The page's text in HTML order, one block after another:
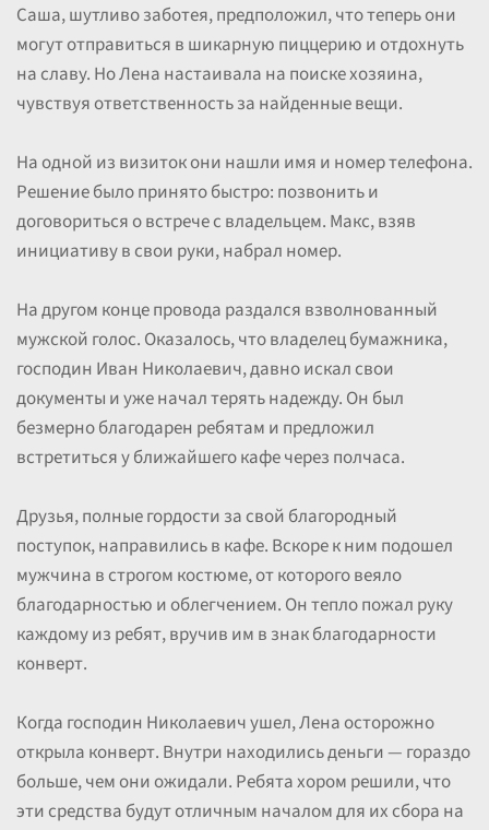
Саша, шутливо заботея, предположил, что теперь они
могут отправиться в шикарную пиццерию и отдохнуть
на славу. Но Лена настаивала на поиске хозяина,
чувствуя ответственность за найденные вещи.
На одной из визиток они нашли имя и номер телефона.
Решение было принято быстро: позвонить и
договориться о встрече с владельцем. Макс, взяв
инициативу в свои руки, набрал номер.
На другом конце провода раздался взволнованный
мужской голос. Оказалось, что владелец бумажника,
господин Иван Николаевич, давно искал свои
документы и уже начал терять надежду. Он был
безмерно благодарен ребятам и предложил
встретиться у ближайшего кафе через полчаса.
Друзья, полные гордости за свой благородный
поступок, направились в кафе. Вскоре к ним подошел
мужчина в строгом костюме, от которого веяло
благодарностью и облегчением. Он тепло пожал руку
каждому из ребят, вручив им в знак благодарности
конверт.
Когда господин Николаевич ушел, Лена осторожно
открыла конверт. Внутри находились деньги — гораздо
больше, чем они ожидали. Ребята хором решили, что
эти средства будут отличным началом для их сбора на